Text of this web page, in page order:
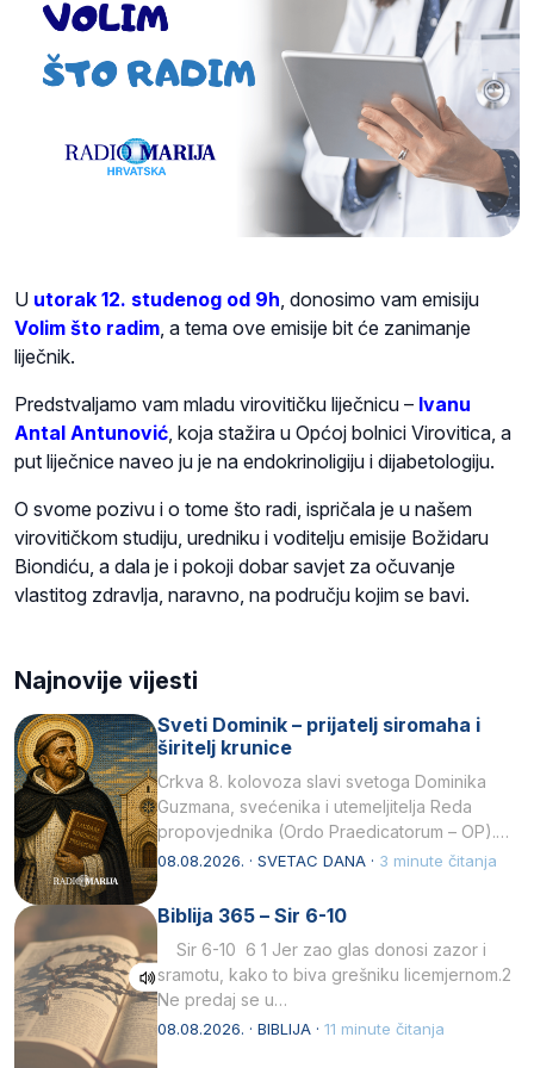
U utorak 12. studenog od 9h, donosimo vam emisiju
Volim što radim, a tema ove emisije bit će zanimanje
liječnik.
Predstvaljamo vam mladu virovitičku liječnicu – Ivanu
Antal Antunović, koja stažira u Općoj bolnici Virovitica, a
put liječnice naveo ju je na endokrinoligiju i dijabetologiju.
O svome pozivu i o tome što radi, ispričala je u našem
virovitičkom studiju, uredniku i voditelju emisije Božidaru
Biondiću, a dala je i pokoji dobar savjet za očuvanje
vlastitog zdravlja, naravno, na području kojim se bavi.
Najnovije vijesti
Sveti Dominik – prijatelj siromaha i
širitelj krunice
Crkva 8. kolovoza slavi svetoga Dominika
Guzmana, svećenika i utemeljitelja Reda
propovjednika (Ordo Praedicatorum – OP).
Svojim životom, dubokom ljubavlju prema
08.08.2026. · SVETAC DANA · 3 minute čitanja
Biblija 365 – Sir 6-10
Sir 6-10 6 1 Jer zao glas donosi zazor i
sramotu, kako to biva grešniku licemjernom.2
Ne predaj se u…
08.08.2026. · BIBLIJA · 11 minute čitanja